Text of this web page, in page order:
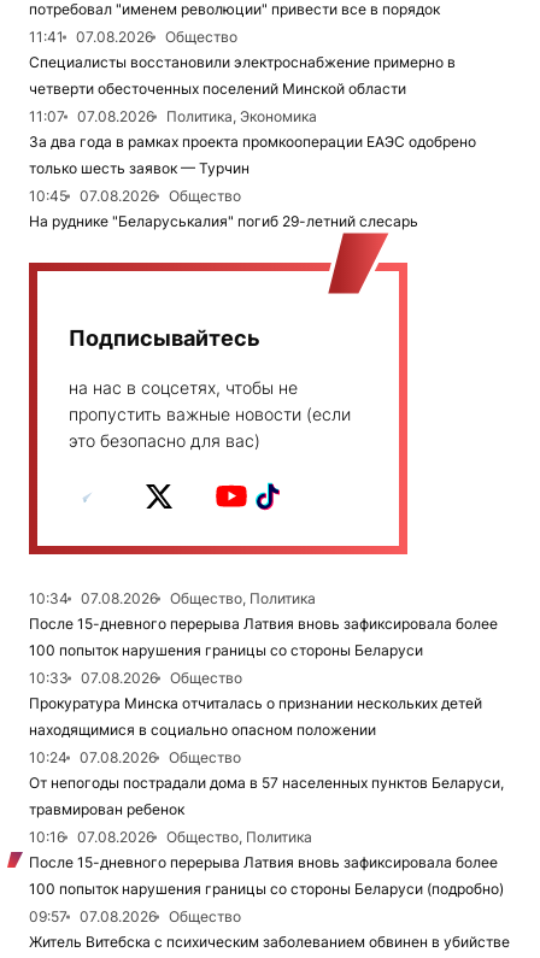
потребовал "именем революции" привести все в порядок
11:41
07.08.2026
Общество
Специалисты восстановили электроснабжение примерно в
четверти обесточенных поселений Минской области
11:07
07.08.2026
Политика, Экономика
За два года в рамках проекта промкооперации ЕАЭС одобрено
только шесть заявок — Турчин
10:45
07.08.2026
Общество
На руднике "Беларуськалия" погиб 29-летний слесарь
Подписывайтесь
на нас в соцсетях, чтобы не
пропустить важные новости (если
это безопасно для вас)
10:34 07.08.2026
Общество, Политика
После 15-дневного перерыва Латвия вновь зафиксировала более
100 попыток нарушения границы со стороны Беларуси
10:33
07.08.2026
Общество
Прокуратура Минска отчиталась о признании нескольких детей
находящимися в социально опасном положении
10:24
07.08.2026
Общество
От непогоды пострадали дома в 57 населенных пунктов Беларуси,
травмирован ребенок
10:16
07.08.2026
Общество, Политика
После 15-дневного перерыва Латвия вновь зафиксировала более
100 попыток нарушения границы со стороны Беларуси (подробно)
09:57
07.08.2026
Общество
Житель Витебска с психическим заболеванием обвинен в убийстве